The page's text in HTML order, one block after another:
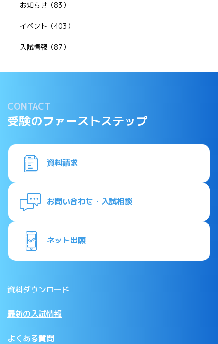
お知らせ（83）
イベント（403）
入試情報（87）
CONTACT
受験のファーストステップ
資料請求
お問い合わせ・入試相談
ネット出願
資料ダウンロード
最新の入試情報
よくある質問